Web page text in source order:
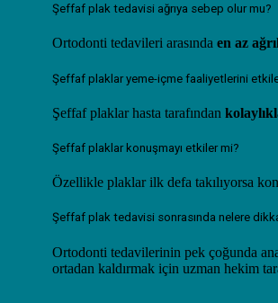
Şeffaf plak tedavisi ağrıya sebep olur mu?
Ortodonti tedavileri arasında en az
Şeffaf plaklar yeme-içme faaliyetlerini
Şeffaf plaklar hasta tarafından
Şeffaf plaklar konuşmayı etkiler mi?
Özellikle plaklar ilk defa takılıyorsa
Şeffaf plak tedavisi sonrasında nelere
Ortodonti tedavilerinin pek çoğunda
ortadan kaldırmak için uzman hekim